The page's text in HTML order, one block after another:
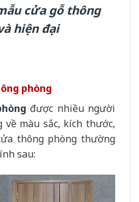
cửa gỗ thông
hiện đại
phòng
được nhiều người
màu sắc, kích thước,
thông phòng thường
sau: